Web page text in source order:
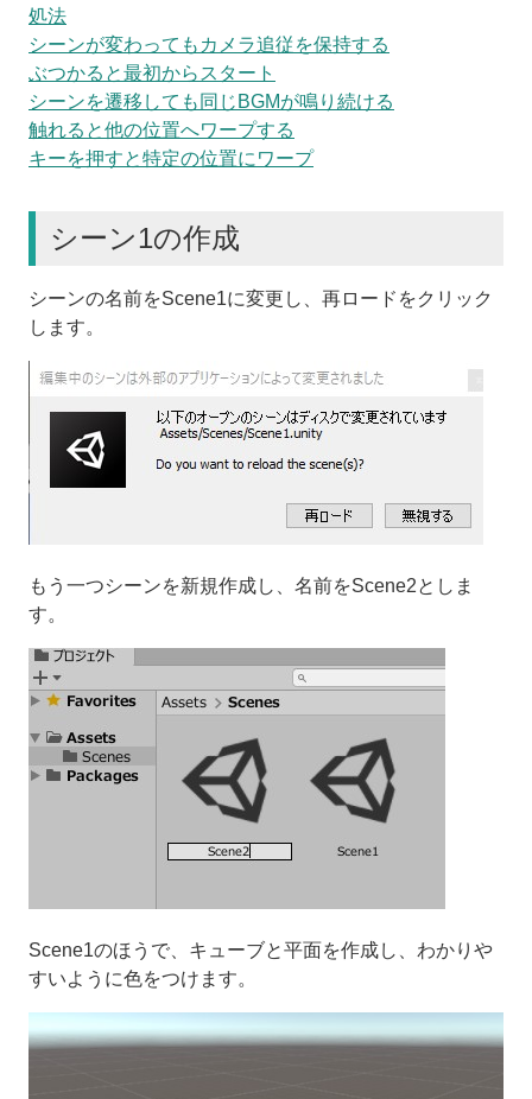
処法
シーンが変わってもカメラ追従を保持する
ぶつかると最初からスタート
シーンを遷移しても同じBGMが鳴り続ける
触れると他の位置へワープする
キーを押すと特定の位置にワープ
シーン1の作成
シーンの名前をScene1に変更し、再ロードをクリック
します。
もう一つシーンを新規作成し、名前をScene2としま
す。
Scene1のほうで、キューブと平面を作成し、わかりや
すいように色をつけます。